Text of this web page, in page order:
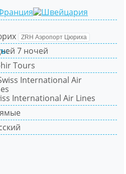
Швейцария
ZRH Аэропорт Цюриха
7 ночей
Tours
International Air Lines